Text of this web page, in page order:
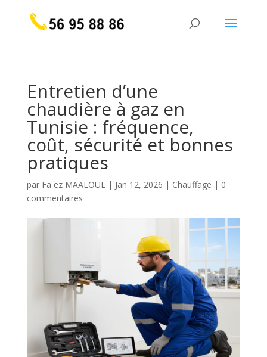
Entretien d’une
chaudière à gaz en
Tunisie : fréquence,
coût, sécurité et bonnes
pratiques
par Faïez MAALOUL| Jan 12, 2026 | Chauffage | 0
commentaires